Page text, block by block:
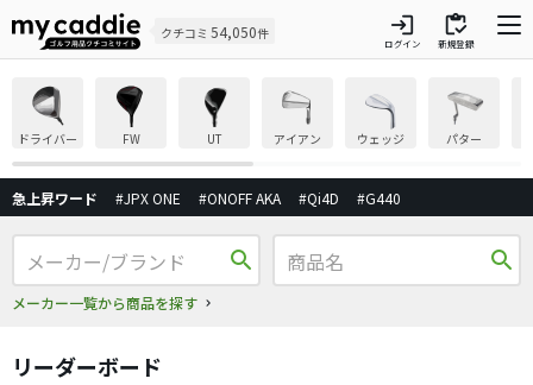
クチコミ 54,050件 login
ログイン
inventory
新規登録
ドライバー FW UT アイアン ウェッジ パター
急上昇ワード #JPX ONE #ONOFF AKA #Qi4D #G440
search
メーカー一覧から商品を探す
search
リーダーボード